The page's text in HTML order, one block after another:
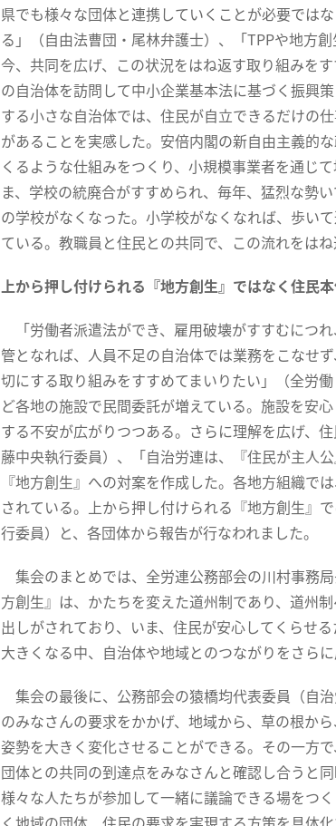
県でも様々な団体と連携していくことが必要では
る」（自由法曹団・尾林弁護士）、「TPPや地方
今、共同を広げ、この状況をはね返す取り組みを
の自治体を訪問して中小企業基本法に基づく振興
する小さな自治体では、住民が自立できるだけの
があることを実感した。安倍内閣の新自由主義的
くるような仕組みをつくり、小規模事業者を通じ
ま、学校の統廃合がすすめられ、毎年、猛烈な勢
の学校がなくなった。小学校がなくなれば、歩い
ている。教職員と住民との共同で、この流れをは
上から押し付けられる『地方創生』ではなく住民
「労働者派遣法ができ、雇用破壊がすすむにつ
管となれば、人員不足の自治体では業務をこなせ
切にする取り組みをすすめてまいりたい」（全労
ど各地の施設で民間委託が増えている。施設を安
する不安が広がりつつある。さらに理解を広げ、
藤中央執行委員）、「自治労連は、『住民が主人
『地方創生』への対案を作成した。各地方組織で
されている。上から押し付けられる『地方創生』
行委員）と、各団体から報告が行なわれました。
集会のまとめでは、全労連公務部会の川村事務
方創生』は、かたちを変えた道州制であり、道州
出しがされており、いま、住民が安心してくらせ
大きくなる中、自治体や地域とのつながりをさら
集会の最後に、公務部会の猿橋均代表委員（自
のみなさんの要求をかかげ、地域から、草の根か
姿勢を大きく変化させることができる。その一方
団体との共同の到達点をみなさんと確認し合うと
様々な人たちが参加して一緒に議論できる場をつ